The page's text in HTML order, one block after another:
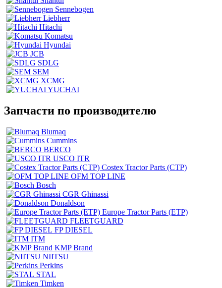
Sennebogen
Liebherr
Hitachi
Komatsu
Hyundai
JCB
SDLG
SEM
XCMG
YUCHAI
Запчасти по производителю
Blumaq
Cummins
BERCO
USCO ITR
Costex Tractor Parts (CTP)
OFM TOP LINE
Bosch
CGR Ghinassi
Donaldson
Europe Tractor Parts (ETP)
FLEETGUARD
FP DIESEL
ITM
KMP Brand
NIITSU
Perkins
STAL
Timken